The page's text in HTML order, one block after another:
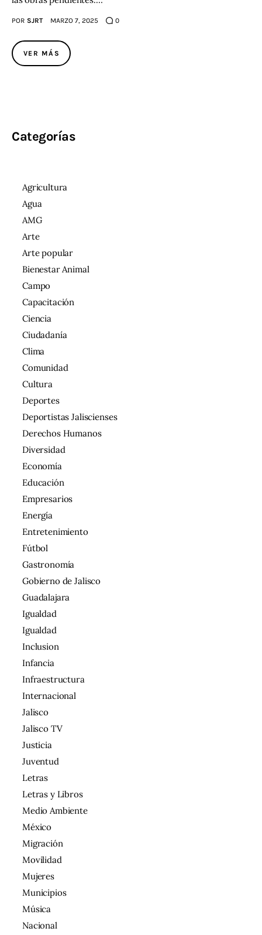
POR SJRT MARZO 7, 2025 0
VER MÁS
Categorías
Agricultura
Agua
AMG
Arte
Arte popular
Bienestar Animal
Campo
Capacitación
Ciencia
Ciudadanía
Clima
Comunidad
Cultura
Deportes
Deportistas Jaliscienses
Derechos Humanos
Diversidad
Economía
Educación
Empresarios
Energía
Entretenimiento
Fútbol
Gastronomía
Gobierno de Jalisco
Guadalajara
Igualdad
Igualdad
Inclusion
Infancia
Infraestructura
Internacional
Jalisco
Jalisco TV
Justicia
Juventud
Letras
Letras y Libros
Medio Ambiente
México
Migración
Movilidad
Mujeres
Municipios
Música
Nacional